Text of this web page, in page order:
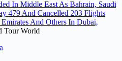
In Middle East As Bahrain, Saudi
479 And Cancelled 203 Flights
And Others In Dubai,
Tour World